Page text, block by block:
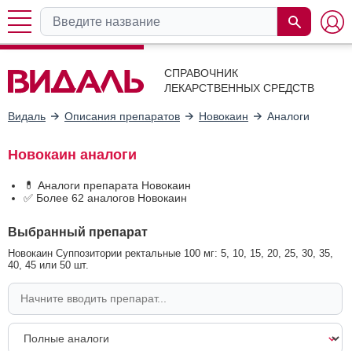
СПРАВОЧНИК
ЛЕКАРСТВЕННЫХ СРЕДСТВ
Видаль Описания препаратов Новокаин Аналоги
Новокаин аналоги
💊 Аналоги препарата Новокаин
✅ Более 62 аналогов Новокаин
Выбранный препарат
Новокаин Суппозитории ректальные 100 мг: 5, 10, 15, 20, 25, 30, 35,
40, 45 или 50 шт.